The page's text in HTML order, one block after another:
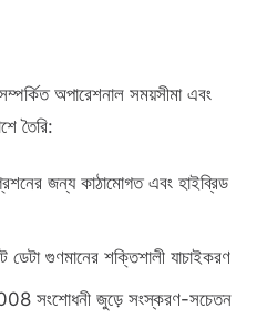
অপারেশনাল সময়সীমা এবং
তৈরি:
জন্য কাঠামোগত এবং হাইব্রিড
ডেটা গুণমানের শক্তিশালী যাচাইকরণ
সংশোধনী জুড়ে সংস্করণ-সচেতন